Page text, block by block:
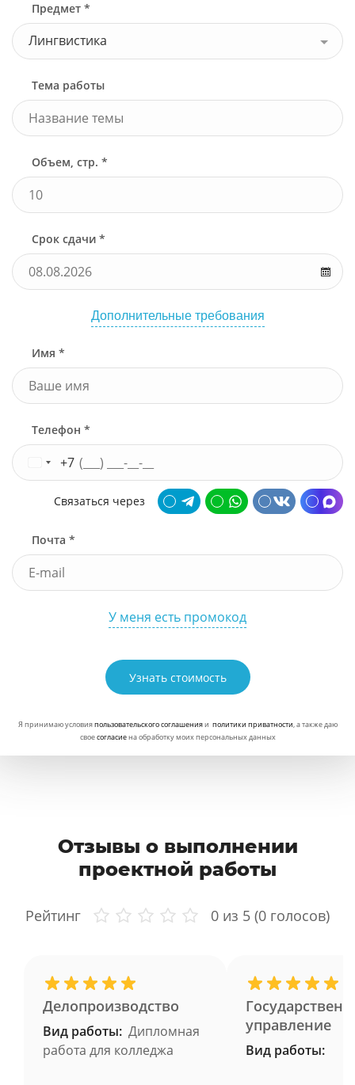
Предмет *
Лингвистика
Тема работы
Объем, стр. *
Срок сдачи *
Дополнительные требования
Имя *
Телефон *
+7
Связаться через
Почта *
У меня есть промокод
Узнать стоимость
Я принимаю условияпользовательского соглашенияи политики приватности, а также даю
своесогласиена обработку моих персональных данных
Отзывы о выполнении
проектной работы
Рейтинг 0 из 5 (0 голосов)
Делопроизводство
Вид работы: Дипломная
работа для колледжа
управление
Вид работы: